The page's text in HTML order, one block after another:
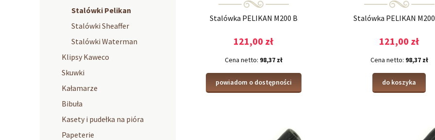
Stalówki Pelikan
Stalówki Sheaffer
Stalówki Waterman
Klipsy Kaweco
Skuwki
Kałamarze
Bibuła
Kasety i pudełka na pióra
Papeterie
Stalówka PELIKAN M200 B
121,00 zł
Cena netto: 98,37 zł
powiadom o dostępności
Stalówka PELIKAN
121,00 zł
Cena netto: 98,37 zł
do koszyka